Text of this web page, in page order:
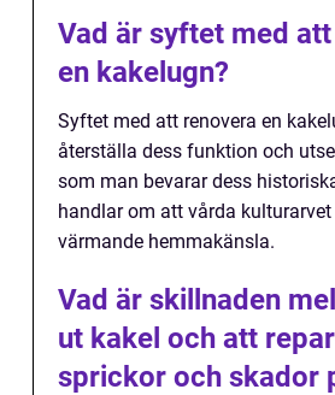
Vad är syftet med
en kakelugn?
Syftet med att renovera en
återställa dess funktion och
som man bevarar dess
handlar om att vårda
värmande hemmakänsla.
Vad är skillnaden
ut kakel och att
sprickor och skador